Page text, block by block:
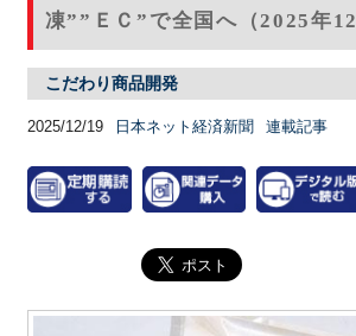
凍””ＥＣ”で全国へ（2025年
こだわり商品開発
2025/12/19 日本ネット経済新聞 連載記事